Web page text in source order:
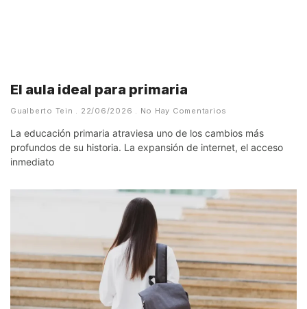
El aula ideal para primaria
Gualberto Tein 22/06/2026 No Hay Comentarios
La educación primaria atraviesa uno de los cambios más
profundos de su historia. La expansión de internet, el acceso
inmediato